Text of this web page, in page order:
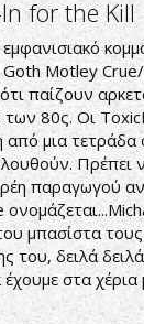
for the Kill
Motley Crue/
παίζουν
80ς. Οι
από μια
Πρέπει
παραγωγού
μπασίστα
του, δειλά
στα χέρια